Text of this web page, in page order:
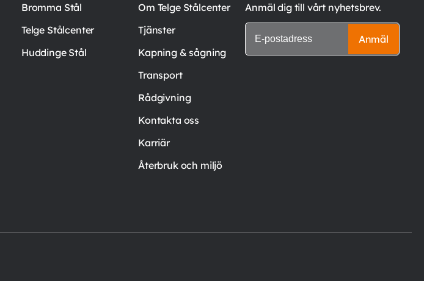
Bromma Stål
Telge Stålcenter
Huddinge Stål
Om Telge Stålcenter
Tjänster
Kapning & sågning
Transport
Rådgivning
Kontakta oss
Karriär
Återbruk och miljö
Anmäl dig till vårt nyhetsbrev.
Anmäl